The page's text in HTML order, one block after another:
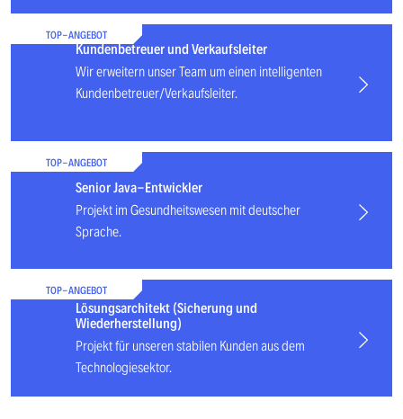
TOP-ANGEBOT
Kundenbetreuer und Verkaufsleiter
Wir erweitern unser Team um einen intelligenten
Kundenbetreuer/Verkaufsleiter.
TOP-ANGEBOT
Senior Java-Entwickler
Projekt im Gesundheitswesen mit deutscher
Sprache.
TOP-ANGEBOT
Lösungsarchitekt (Sicherung und
Wiederherstellung)
Projekt für unseren stabilen Kunden aus dem
Technologiesektor.